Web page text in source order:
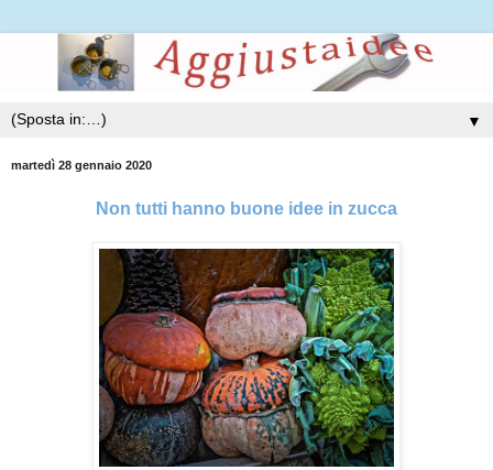
▼
martedì 28 gennaio 2020
Non tutti hanno buone idee in zucca